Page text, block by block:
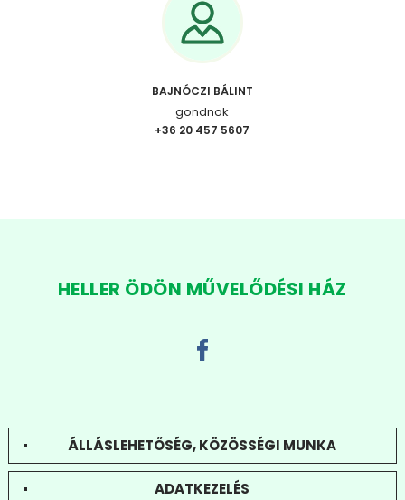
BAJNÓCZI BÁLINT
gondnok
+36 20 457 5607
HELLER ÖDÖN MŰVELŐDÉSI HÁZ
ÁLLÁSLEHETŐSÉG, KÖZÖSSÉGI MUNKA
ADATKEZELÉS